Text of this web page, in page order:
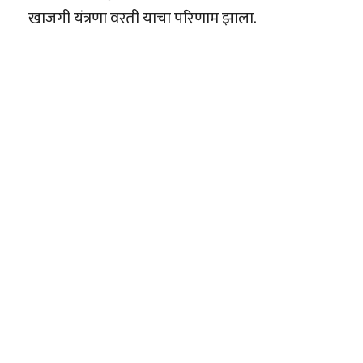
खाजगी यंत्रणा वरती याचा परिणाम झाला.